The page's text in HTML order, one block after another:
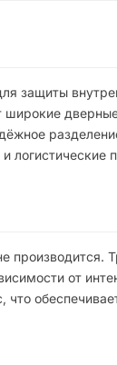
защиты
широкие
логистические
производится.
от